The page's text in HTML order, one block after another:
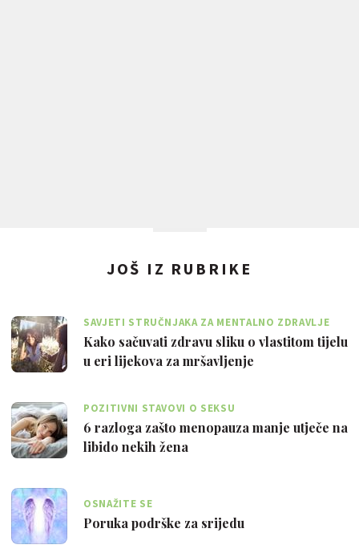
JOŠ IZ RUBRIKE
SAVJETI STRUČNJAKA ZA MENTALNO ZDRAVLJE
Kako sačuvati zdravu sliku o vlastitom tijelu
u eri lijekova za mršavljenje
POZITIVNI STAVOVI O SEKSU
6 razloga zašto menopauza manje utječe na
libido nekih žena
OSNAŽITE SE
Poruka podrške za srijedu